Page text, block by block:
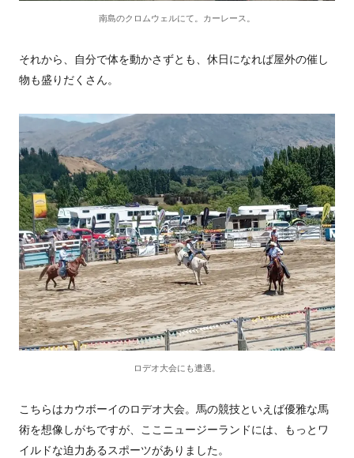
南島のクロムウェルにて。カーレース。
それから、自分で体を動かさずとも、休日になれば屋外の催し
物も盛りだくさん。
ロデオ大会にも遭遇。
こちらはカウボーイのロデオ大会。馬の競技といえば優雅な馬
術を想像しがちですが、ここニュージーランドには、もっとワ
イルドな迫力あるスポーツがありました。